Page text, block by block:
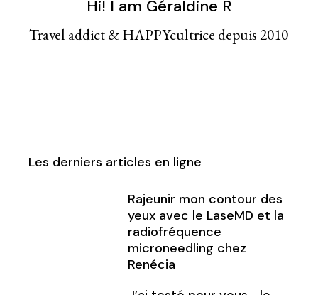
Hi! I am Géraldine R
Travel addict & HAPPYcultrice depuis 2010
Les derniers articles en ligne
Rajeunir mon contour des
yeux avec le LaseMD et la
radiofréquence
microneedling chez
Renécia